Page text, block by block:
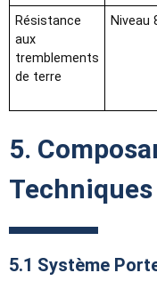
Résistance
aux
tremblements
de terre
Niveau
5.
Techniques
5.1 Système